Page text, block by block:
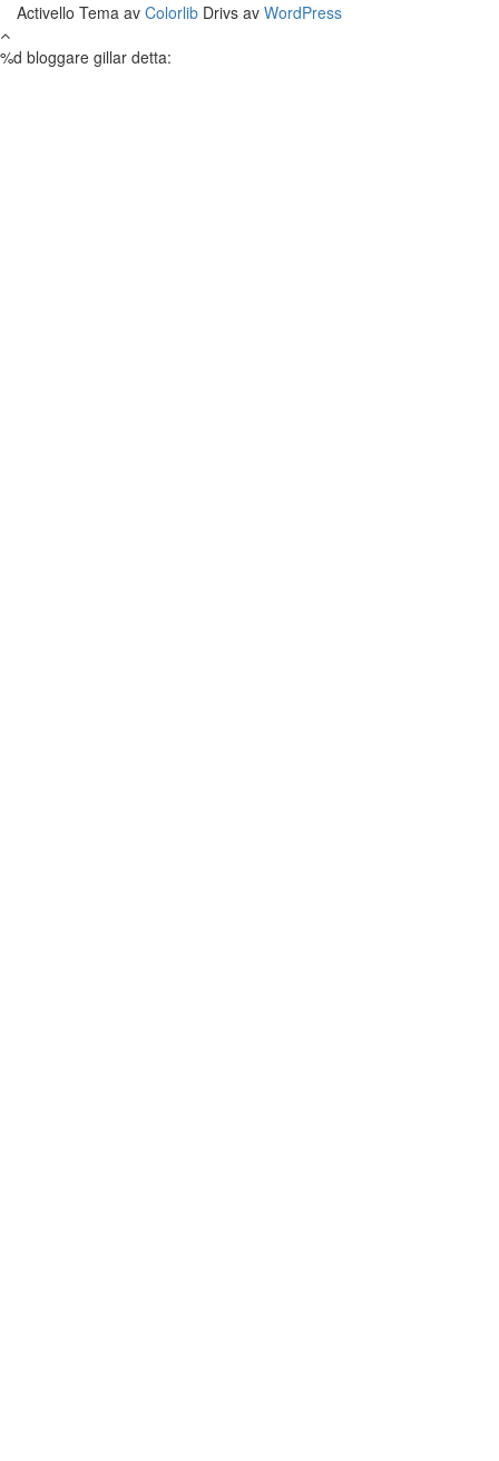
Activello Tema av Colorlib Drivs av WordPress
%d bloggare gillar detta: